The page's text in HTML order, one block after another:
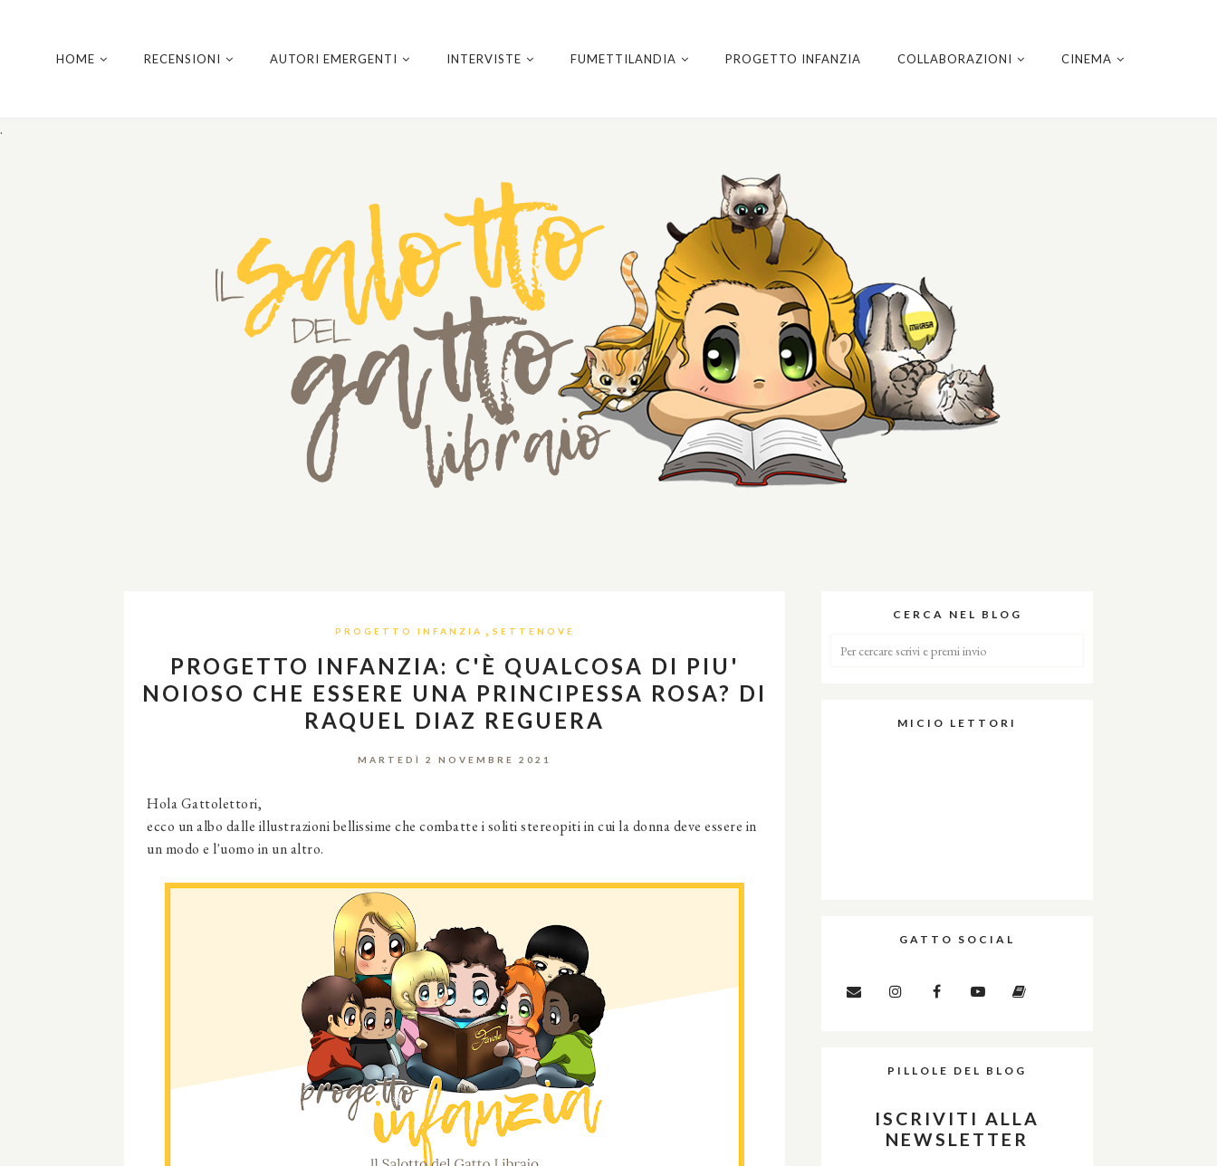
.
HOME RECENSIONI AUTORI EMERGENTI INTERVISTE FUMETTILANDIA PROGETTO INFANZIA COLLABORAZIONI CINEMA
PROGETTO INFANZIA , SETTENOVE
PROGETTO INFANZIA: C'È QUALCOSA DI PIU'
NOIOSO CHE ESSERE UNA PRINCIPESSA ROSA? DI
RAQUEL DIAZ REGUERA
MARTEDÌ 2 NOVEMBRE 2021
Hola Gattolettori,
ecco un albo dalle illustrazioni bellissime che combatte i soliti stereopiti in cui la donna deve essere in
un modo e l'uomo in un altro.
CERCA NEL BLOG
MICIO LETTORI
GATTO SOCIAL
PILLOLE DEL BLOG
ISCRIVITI ALLA
NEWSLETTER